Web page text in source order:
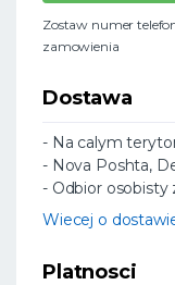
Zostaw numer
zamowienia
Dostawa
- Na calym
- Nova Poshta,
- Odbior osobisty
Wiecej o
Platnosci